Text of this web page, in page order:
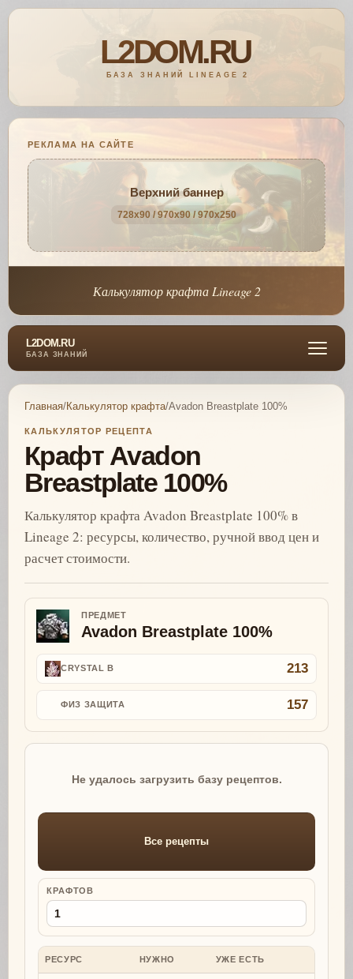
РЕКЛАМА НА САЙТЕ
Верхний баннер
728x90 / 970x90 / 970x250
Калькулятор крафта Lineage 2
L2DOM.RU
БАЗА ЗНАНИЙ
Главная/Калькулятор крафта/Avadon Breastplate 100%
КАЛЬКУЛЯТОР РЕЦЕПТА
Крафт Avadon
Breastplate 100%
Калькулятор крафта Avadon Breastplate 100% в
Lineage 2: ресурсы, количество, ручной ввод цен и
расчет стоимости.
ПРЕДМЕТ
Avadon Breastplate 100%
CRYSTAL B 213
ФИЗ ЗАЩИТА 157
Не удалось загрузить базу рецептов.
Все рецепты
КРАФТОВ
РЕСУРС НУЖНО УЖЕ ЕСТЬ